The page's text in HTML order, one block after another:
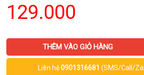
129.000
THÊM VÀO GIỎ HÀNG
Liên hệ0901316681 (SMS/Call/